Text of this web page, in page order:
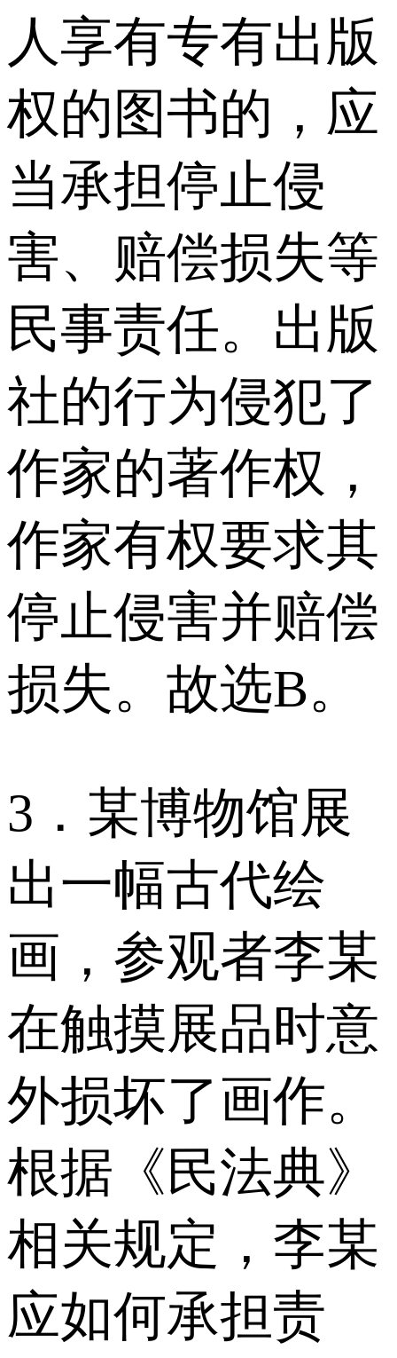
人享有专有出版
权的图书的，应
当承担停止侵
害、赔偿损失等
民事责任。出版
社的行为侵犯了
作家的著作权，
作家有权要求其
停止侵害并赔偿
损失。故选B。
3．某博物馆展
出一幅古代绘
画，参观者李某
在触摸展品时意
外损坏了画作。
根据《民法典》
相关规定，李某
应如何承担责